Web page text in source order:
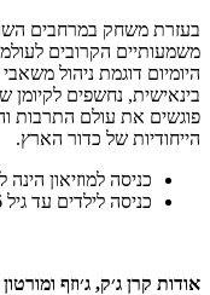
בעזרת משחק במרחבים
משמעותיים הקרובים
היומיום דוגמת ניהול
בינאישית, נחשפים לקיומן
פוגשים את עולם התרבות
הייחודיות של כדור הארץ.
כניסה למוזיאון הינה
כניסה לילדים עד גיל 16 בליווי מבוגר בלבד
אודות קרן ג׳ק, ג׳וזף